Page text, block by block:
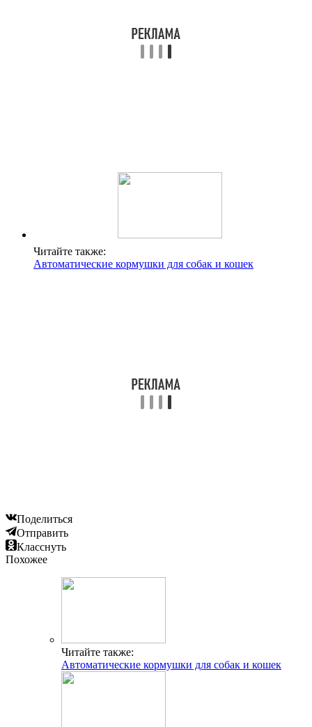
Читайте также:
Автоматические кормушки для собак и кошек
Поделиться
Отправить
Класснуть
Похожее
Читайте также:
Автоматические кормушки для собак и кошек